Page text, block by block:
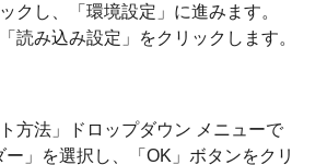
クし、「環境設定」に進みます。
読み込み設定」をクリックします。
方法」ドロップダウン メニューで
ー」を選択し、「OK」ボタンをクリ